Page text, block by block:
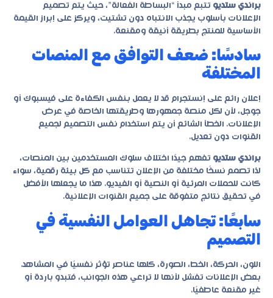
براندي ستديو تتبع مبدأ “البساطة الفعالة”، حيث يتم تصميم
الإعلانات بأسلوب يجذب الانتباه دون تشتيت، ويركز على إبراز القيمة
الأساسية للمنتج بطريقة أنيقة ومقنعة.
سادسًا: ضعف التوافق مع المنصات
المختلفة
إعلان رائع على إنستجرام قد لا يعمل بنفس الكفاءة على فيسبوك أو
جوجل، لأن لكل منصة جمهورها وطريقتها الخاصة في عرض
الإعلانات. الخطأ الشائع أن يتم استخدام نفس التصميم لجميع
القنوات دون تعديل.
براندي ستديو تفهم جيدًا اختلاف سلوك المستخدمين بين المنصات،
لذا تصمم نسخًا مختلفة من الإعلان تتناسب مع كل بيئة رقمية، سواء
كانت للحملات المرئية أو النصية أو الفيديو. هذا ما يجعلها الأفضل
في تحقيق نتائج متفوقة على جميع القنوات الإعلانية.
سابعًا: تجاهل العوامل النفسية في
التصميم
اللون، الحركة، الخط، الصورة، كلها عناصر تؤثر نفسيًا في المشاهد.
بعض الإعلانات تفشل لأنها لا تراعي هذه الجوانب، فتبدو باردة أو
غير مقنعة عاطفيًا.